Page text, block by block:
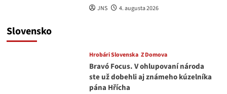
JNS 4. augusta 2026
Slovensko
Hrobári Slovenska Z Domova
Bravó Focus. V ohlupovaní národa
ste už dobehli aj známeho kúzelníka
pána Hřícha